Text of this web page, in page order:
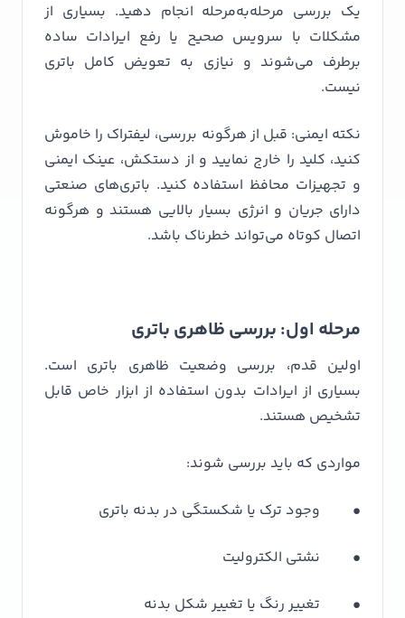
یک بررسی مرحله‌به‌مرحله انجام دهید. بسیاری از
مشکلات با سرویس صحیح یا رفع ایرادات ساده
برطرف می‌شوند و نیازی به تعویض کامل باتری
نیست.
نکته ایمنی: قبل از هرگونه بررسی، لیفتراک را خاموش
کنید، کلید را خارج نمایید و از دستکش، عینک ایمنی
و تجهیزات محافظ استفاده کنید. باتری‌های صنعتی
دارای جریان و انرژی بسیار بالایی هستند و هرگونه
اتصال کوتاه می‌تواند خطرناک باشد.
مرحله اول: بررسی ظاهری باتری
اولین قدم، بررسی وضعیت ظاهری باتری است.
بسیاری از ایرادات بدون استفاده از ابزار خاص قابل
تشخیص هستند.
مواردی که باید بررسی شوند:
• وجود ترک یا شکستگی در بدنه باتری
• نشتی الکترولیت
• تغییر رنگ یا تغییر شکل بدنه